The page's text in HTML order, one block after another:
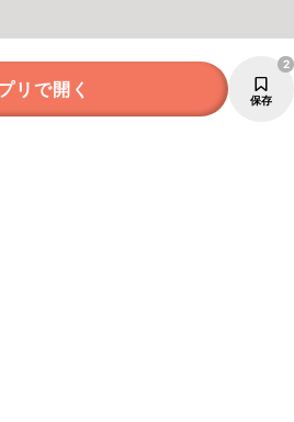
リで開く 保存
2